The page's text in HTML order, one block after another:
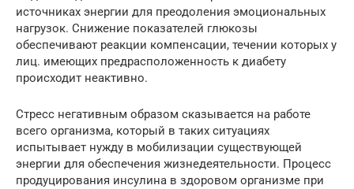
источниках энергии для преодоления эмоциональных
нагрузок. Снижение показателей глюкозы
обеспечивают реакции компенсации, течении которых у
лиц. имеющих предрасположенность к диабету
происходит неактивно.
Стресс негативным образом сказывается на работе
всего организма, который в таких ситуациях
испытывает нужду в мобилизации существующей
энергии для обеспечения жизнедеятельности. Процесс
продуцирования инсулина в здоровом организме при